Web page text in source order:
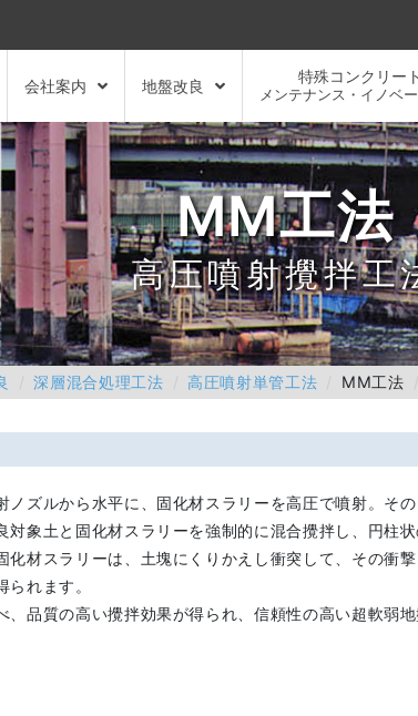
会社案内 地盤改良
特殊コンクリート
メンテナンス・イノベ
MM工法
高圧噴射攪拌工
深層混合処理工法 高圧噴射単管工法 MM工法
ノズルから水平に、固化材スラリーを高圧で噴射。そ
象土と固化材スラリーを強制的に混合攪拌し、円柱
材スラリーは、土塊にくりかえし衝突して、その衝
れます。
品質の高い攪拌効果が得られ、信頼性の高い超軟弱